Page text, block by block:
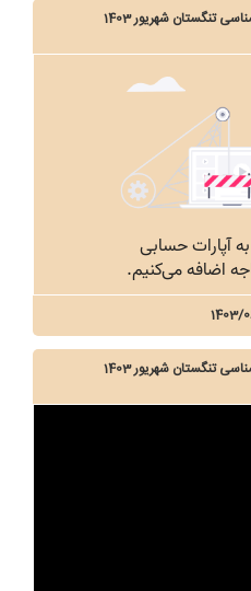
تنگستان شهریور 1403
1403/
تنگستان شهریور 1403